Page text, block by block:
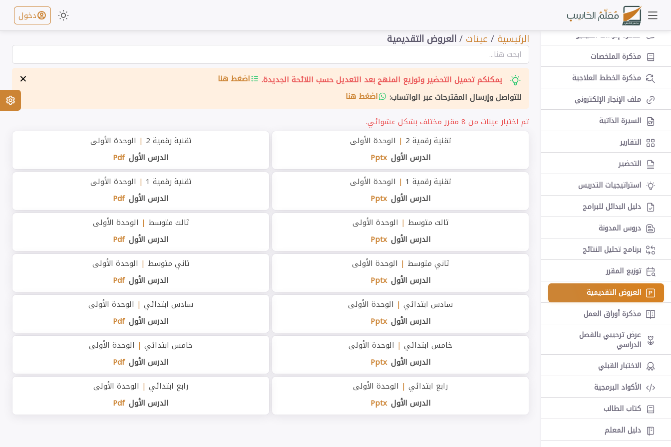
دخول
مذكرة الخطط الإثرائية
مذكرة إثراءات الفيديو
مذكرة الملخصات
مذكرة الخطط العلاجية
ملف الإنجاز الإلكتروني
السيرة الذاتية
التقارير
التحضير
استراتيجيات التدريس
دليل البدائل للبرامج
دروس المدونة
برنامج تحليل النتائج
توزيع المقرر
العروض التقديمية
مذكرة أوراق العمل
عرض ترحيبي بالفصل
الدراسي
الاختبار القبلي
الأكواد البرمجية
كتاب الطالب
دليل المعلم
الرئيسية / عينات /العروض التقديمية
× يمكنكم تحميل التحضير وتوزيع المنهج بعد التعديل حسب اللائحة الجديدة.
اضغط هنا
للتواصل وإرسال المقترحات عبر الواتساب:
اضغط هنا
تم اختيار عينات من 8 مقرر مختلف بشكل عشوائي.
تقنية رقمية 2
| الوحدة الأولى
الدرس الأول Pptx
تقنية رقمية 2 | الوحدة الأولى
الدرس الأول Pdf
تقنية رقمية 1
| الوحدة الأولى
الدرس الأول Pptx
تقنية رقمية 1 | الوحدة الأولى
الدرس الأول Pdf
ثالث متوسط | الوحدة الأولى
الدرس الأول Pptx
ثالث متوسط | الوحدة الأولى
الدرس الأول Pdf
ثاني متوسط | الوحدة الأولى
الدرس الأول Pptx
ثاني متوسط | الوحدة الأولى
الدرس الأول Pdf
سادس ابتدائي | الوحدة الأولى
الدرس الأول Pptx
سادس ابتدائي | الوحدة الأولى
الدرس الأول Pdf
خامس ابتدائي | الوحدة الأولى
الدرس الأول Pptx
خامس ابتدائي | الوحدة الأولى
الدرس الأول Pdf
رابع ابتدائي | الوحدة الأولى
الدرس الأول Pptx
رابع ابتدائي | الوحدة الأولى
الدرس الأول Pdf